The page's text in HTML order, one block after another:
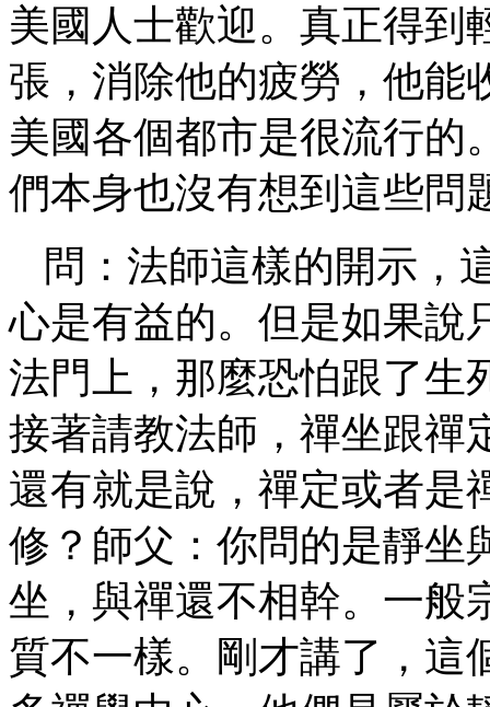
美國人士歡迎。真正得到
張，消除他的疲勞，他能
美國各個都市是很流行的
們本身也沒有想到這些問
問：法師這樣的開示，
心是有益的。但是如果說
法門上，那麼恐怕跟了生
接著請教法師，禪坐跟禪
還有就是說，禪定或者是
修？師父：你問的是靜坐
坐，與禪還不相幹。一般
質不一樣。剛才講了，這